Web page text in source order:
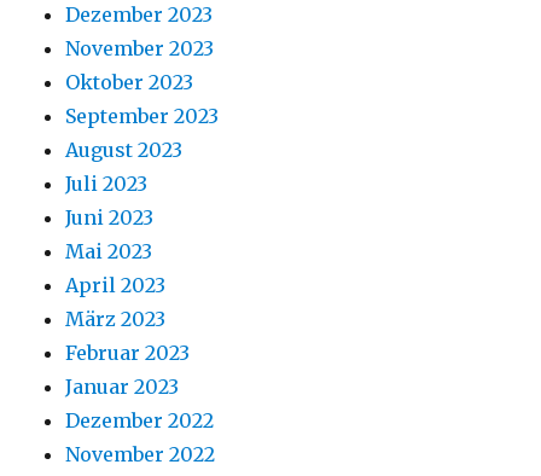
Dezember 2023
November 2023
Oktober 2023
September 2023
August 2023
Juli 2023
Juni 2023
Mai 2023
April 2023
März 2023
Februar 2023
Januar 2023
Dezember 2022
November 2022